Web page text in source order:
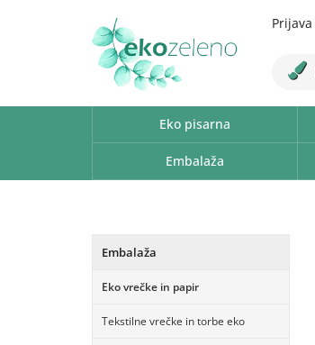
Prijava
Eko pisarna
Embalaža
Embalaža
Eko vrečke in papir
Tekstilne vrečke in torbe eko